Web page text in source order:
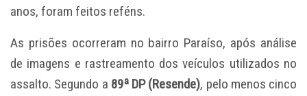
anos, foram feitos reféns.
As prisões ocorreram no bairro Paraíso, após análise
de imagens e rastreamento dos veículos utilizados no
assalto. Segundo a 89ª DP (Resende), pelo menos cinco